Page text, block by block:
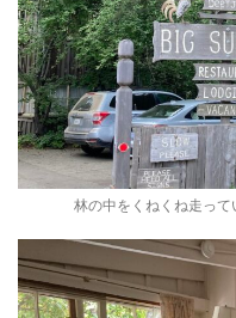
林の中をくねくね走って